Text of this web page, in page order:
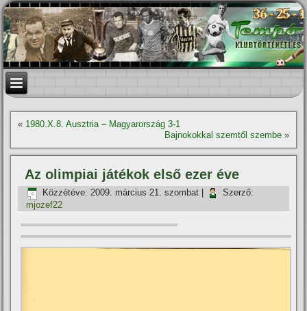
« 1980.X.8. Ausztria – Magyarország 3-1
Bajnokokkal szemtől szembe»
Az olimpiai játékok első ezer éve
Közzétéve: 2009. március 21. szombat
Szerző:
mjozef22